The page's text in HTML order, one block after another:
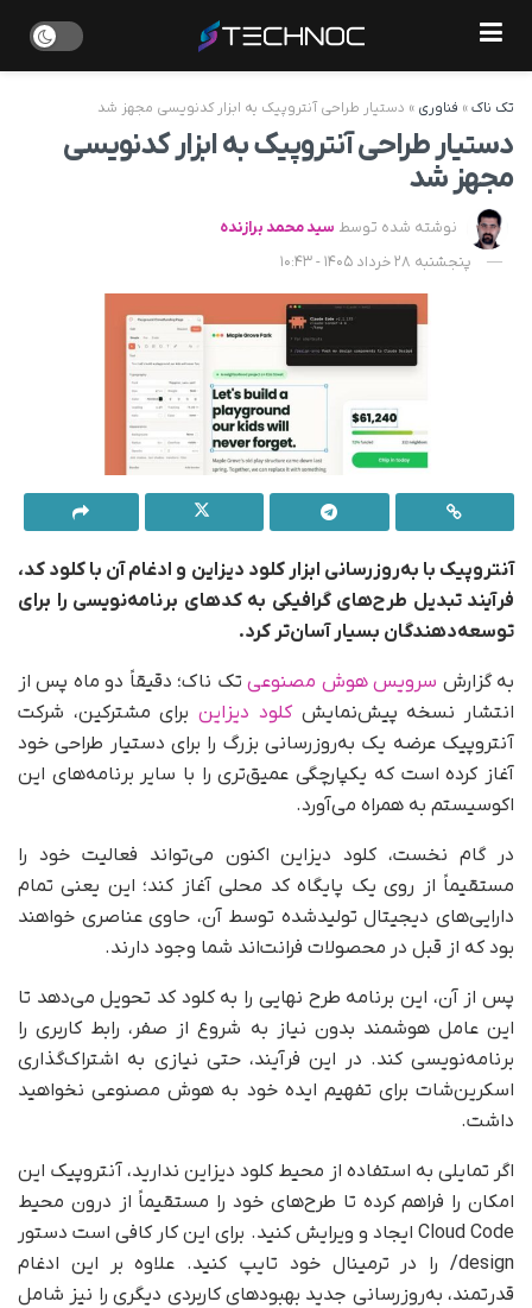
تک ناک» فناوری » دستیار طراحی آنتروپیک به ابزار کدنویسی مجهز شد
دستیار طراحی آنتروپیک به ابزار کدنویسی
مجهز شد
نوشته شده توسط سید محمد برازنده
پنجشنبه 28 خرداد 1405 - 10:43
آنتروپیک با به‌روزرسانی ابزار کلود دیزاین و ادغام آن با کلود کد،
فرآیند تبدیل طرح‌های گرافیکی به کدهای برنامه‌نویسی را برای
توسعه‌دهندگان بسیار آسان‌تر کرد.
به گزارش سرویس هوش مصنوعیتک ناک؛ دقیقاً دو ماه پس از
انتشار نسخه پیش‌نمایشکلود دیزاینبرای مشترکین، شرکت
آنتروپیک عرضه یک به‌روزرسانی بزرگ را برای دستیار طراحی خود
آغاز کرده است که یکپارچگی عمیق‌تری را با سایر برنامه‌های این
اکوسیستم به همراه می‌آورد.
در گام نخست، کلود دیزاین اکنون می‌تواند فعالیت خود را
مستقیماً از روی یک پایگاه کد محلی آغاز کند؛ این یعنی تمام
دارایی‌های دیجیتال تولیدشده توسط آن، حاوی عناصری خواهند
بود که از قبل در محصولات فرانت‌اند شما وجود دارند.
پس از آن، این برنامه طرح نهایی را به کلود کد تحویل می‌دهد تا
این عامل هوشمند بدون نیاز به شروع از صفر، رابط کاربری را
برنامه‌نویسی کند. در این فرآیند، حتی نیازی به اشتراک‌گذاری
اسکرین‌شات برای تفهیم ایده خود به هوش مصنوعی نخواهید
داشت.
اگر تمایلی به استفاده از محیط کلود دیزاین ندارید، آنتروپیک این
امکان را فراهم کرده تا طرح‌های خود را مستقیماً از درون محیط
Cloud Code ایجاد و ویرایش کنید. برای این کار کافی است دستور
design/ را در ترمینال خود تایپ کنید. علاوه بر این ادغام
قدرتمند، به‌روزرسانی جدید بهبودهای کاربردی دیگری را نیز شامل